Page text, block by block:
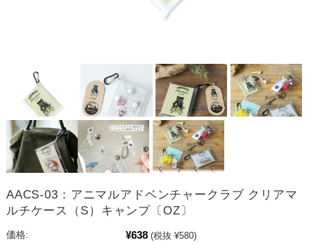
AACS-03：アニマルアドベンチャークラブ クリアマ
ルチケース（S）キャンプ〔OZ〕
価格: ¥638 (税抜 ¥580)